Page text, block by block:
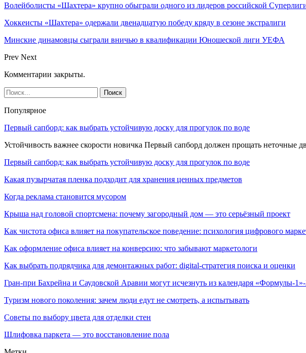
Волейболисты «Шахтера» крупно обыграли одного из лидеров российской
Хоккеисты «Шахтера» одержали двенадцатую победу кряду в сезоне экстралиги
Минские динамовцы сыграли вничью в квалификации Юношеской лиги УЕФА
Prev Next
Комментарии закрыты.
Популярное
Первый сапборд: как выбрать устойчивую доску для прогулок по воде
Устойчивость важнее скорости новичка Первый сапборд должен прощать неточные
Первый сапборд: как выбрать устойчивую доску для прогулок по воде
Какая пузырчатая пленка подходит для хранения ценных предметов
Когда реклама становится мусором
Крыша над головой спортсмена: почему загородный дом — это серьёзный проект
Как чистота офиса влияет на покупательское поведение: психология цифрового
Как оформление офиса влияет на конверсию: что забывают маркетологи
Как выбрать подрядчика для демонтажных работ: digital-стратегия поиска и оценки
Гран-при Бахрейна и Саудовской Аравии могут исчезнуть из календаря «Формулы-
Туризм нового поколения: зачем люди едут не смотреть, а испытывать
Советы по выбору цвета для отделки стен
Шлифовка паркета — это восстановление пола